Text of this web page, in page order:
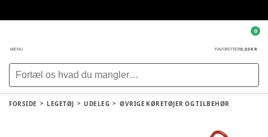
MENU FAVORITTER0,00 KR.
0
FORSIDE LEGETØJ UDELEG ØVRIGE KØRETØJER OG TILBEHØR